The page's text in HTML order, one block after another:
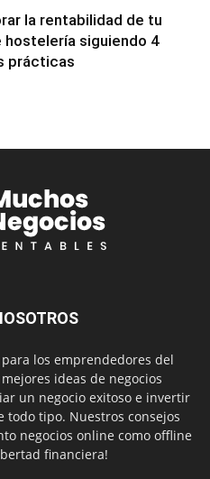
la rentabilidad de tu
hostelería siguiendo 4
prácticas
los emprendedores del
ideas de negocios
un negocio exitoso e invertir
tipo. Nuestros consejos
negocios online como offline
financiera!